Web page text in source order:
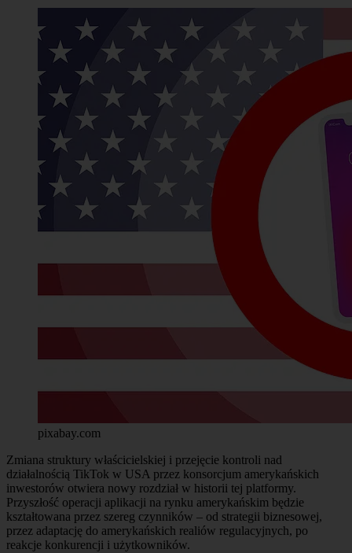
pixabay.com
Zmiana struktury właścicielskiej i przejęcie kontroli nad
działalnością TikTok w USA przez konsorcjum amerykańskich
inwestorów otwiera nowy rozdział w historii tej platformy.
Przyszłość operacji aplikacji na rynku amerykańskim będzie
kształtowana przez szereg czynników – od strategii biznesowej,
przez adaptację do amerykańskich realiów regulacyjnych, po
reakcje konkurencji i użytkowników.